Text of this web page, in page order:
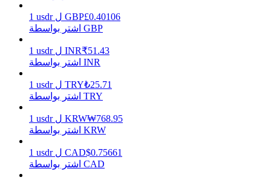
خنزير الطاقة
احصل على مكافآت تنافسية يوميًا
1 usdr ل GBP£0.40106
اشتر بواسطة GBP
1 usdr ل INR₹51.43
اشتر بواسطة INR
1 usdr ل TRY₺25.71
اشتر بواسطة TRY
1 usdr ل KRW₩768.95
اشتر بواسطة KRW
1 usdr ل CAD$0.75661
اشتر بواسطة CAD